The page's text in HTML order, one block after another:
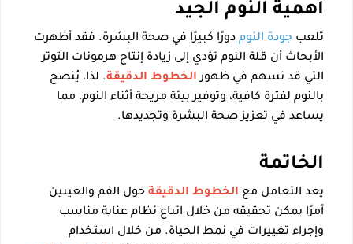
أهمية النوم الجيد
تلعب جودة النوم دورًا كبيرًا في صحة البشرة. فقد أظهرت
الأبحاث أن قلة النوم تؤدي إلى زيادة إنتاج هرمونات التوتر
التي قد تسهم في ظهورالخطوط الدقيقة. لذا، يُنصح
بالنوم لفترة كافية، وتوفير بيئة مريحة أثناء النوم، مما
يساعد في تعزيز صحة البشرة وتجديدها.
الخاتمة
يعد التعامل مع الخطوط الدقيقة حول الفم والعينين
أمرًا يمكن تحقيقه من خلال اتباع نظام عناية مناسب
وإجراء تغييرات في نمط الحياة. من خلال استخدام